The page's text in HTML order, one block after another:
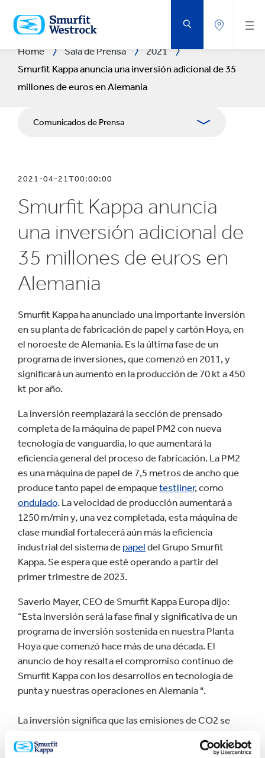
AL
CONTENIDO
PRINCIPAL
Home Sala de Prensa
2021
Smurfit Kappa anuncia una inversión adicional de 35
millones de euros en Alemania
Comunicados de Prensa
Relaciones con Prensa
Blog
2021-04-21T00:00:00
Smurfit Kappa anuncia
una inversión adicional de
35 millones de euros en
Alemania
Smurfit Kappa ha anunciado una importante inversión
en su planta de fabricación de papel y cartón Hoya, en
el noroeste de Alemania. Es la última fase de un
programa de inversiones, que comenzó en 2011, y
significará un aumento en la producción de 70 kt a 450
kt por año.
La inversión reemplazará la sección de prensado
completa de la máquina de papel PM2 con nueva
tecnología de vanguardia, lo que aumentará la
eficiencia general del proceso de fabricación. La PM2
es una máquina de papel de 7,5 metros de ancho que
produce tanto papel de empaquetestliner, como
ondulado. La velocidad de producción aumentará a
1250 m/min y, una vez completada, esta máquina de
clase mundial fortalecerá aún más la eficiencia
industrial del sistema de papel del Grupo Smurfit
Kappa. Se espera que esté operando a partir del
primer trimestre de 2023.
Saverio Mayer, CEO de Smurfit Kappa Europa dijo:
“Esta inversión será la fase final y significativa de un
programa de inversión sostenida en nuestra Planta
Hoya que comenzó hace más de una década. El
anuncio de hoy resalta el compromiso continuo de
Smurfit Kappa con los desarrollos en tecnología de
punta y nuestras operaciones en Alemania ".
La inversión significa que las emisiones de CO2 se